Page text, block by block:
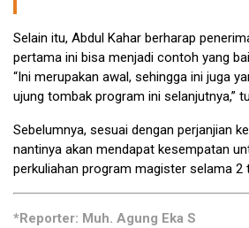
Selain itu, Abdul Kahar berharap
pertama ini bisa menjadi contoh yang
“Ini merupakan awal, sehingga ini juga
ujung tombak program ini selanjutnya,”
Sebelumnya, sesuai dengan perjanjian
nantinya akan mendapat kesempatan
perkuliahan program magister selama 2
*Reporter: Muh. Agung Eka S